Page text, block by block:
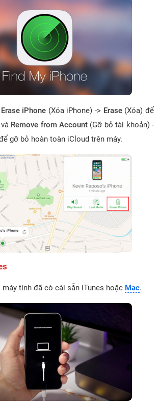
Erase iPhone (Xóa iPhone) -> Erase(Xóa) để
Remove from Account(Gỡ bỏ tài khoản) -
gỡ bỏ hoàn toàn iCloud trên máy.
máy tính đã có cài sẵn iTunes hoặc Mac.